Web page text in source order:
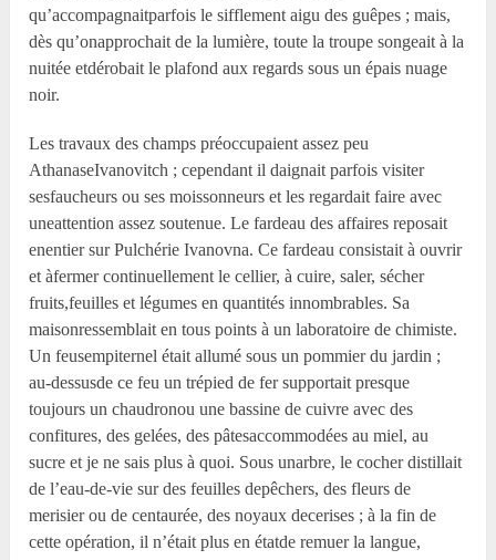
qu’accompagnaitparfois le sifflement aigu des guêpes ; mais,
dès qu’onapprochait de la lumière, toute la troupe songeait à la
nuitée etdérobait le plafond aux regards sous un épais nuage
noir.
Les travaux des champs préoccupaient assez peu
AthanaseIvanovitch ; cependant il daignait parfois visiter
sesfaucheurs ou ses moissonneurs et les regardait faire avec
uneattention assez soutenue. Le fardeau des affaires reposait
enentier sur Pulchérie Ivanovna. Ce fardeau consistait à ouvrir
et àfermer continuellement le cellier, à cuire, saler, sécher
fruits,feuilles et légumes en quantités innombrables. Sa
maisonressemblait en tous points à un laboratoire de chimiste.
Un feusempiternel était allumé sous un pommier du jardin ;
au-dessusde ce feu un trépied de fer supportait presque
toujours un chaudronou une bassine de cuivre avec des
confitures, des gelées, des pâtesaccommodées au miel, au
sucre et je ne sais plus à quoi. Sous unarbre, le cocher distillait
de l’eau-de-vie sur des feuilles depêchers, des fleurs de
merisier ou de centaurée, des noyaux decerises ; à la fin de
cette opération, il n’était plus en étatde remuer la langue,